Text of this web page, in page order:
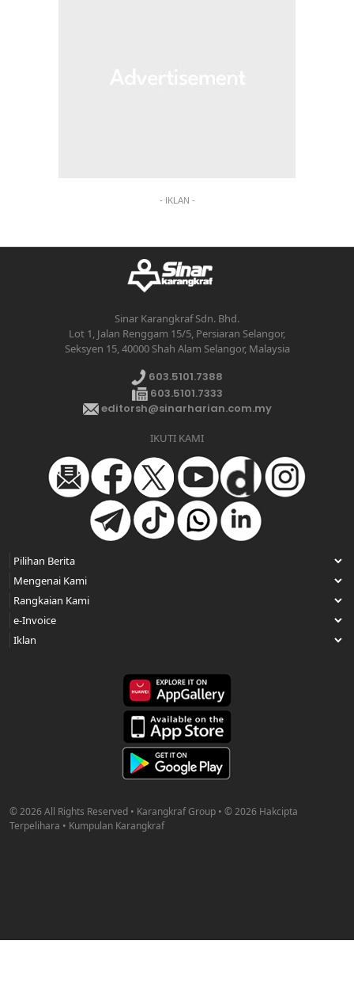
- IKLAN -
Sinar Karangkraf Sdn. Bhd.
Lot 1, Jalan Renggam 15/5, Persiaran Selangor,
Seksyen 15, 40000 Shah Alam Selangor, Malaysia
603.5101.7388
603.5101.7333
editorsh@sinarharian.com.my
IKUTI KAMI
© 2026 All Rights Reserved • Karangkraf Group • © 2026 Hakcipta
Terpelihara • Kumpulan Karangkraf